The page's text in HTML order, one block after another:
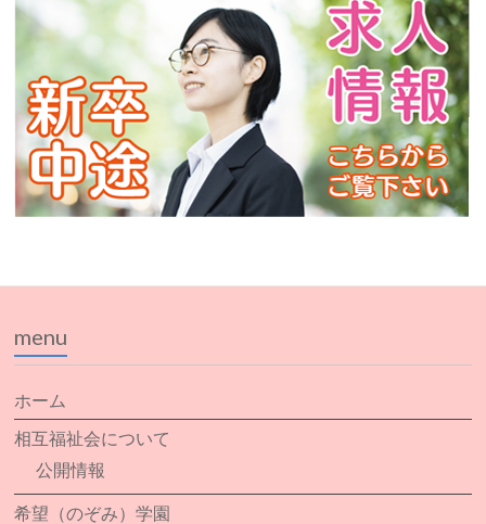
menu
ホーム
相互福祉会について
公開情報
希望（のぞみ）学園